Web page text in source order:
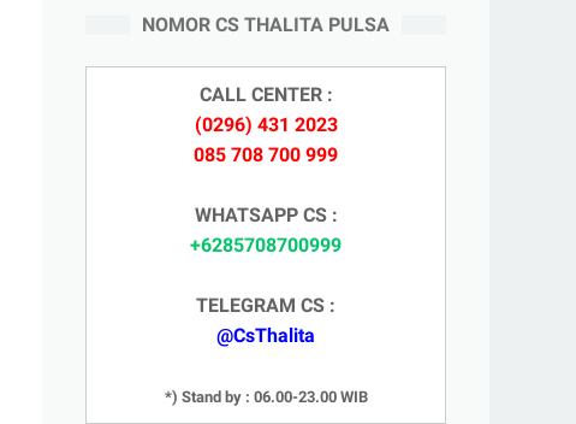
NOMOR CS THALITA PULSA
CALL CENTER :
(0296) 431 2023
085 708 700 999
WHATSAPP CS :
+6285708700999
TELEGRAM CS :
@CsThalita
*) Stand by : 06.00-23.00 WIB